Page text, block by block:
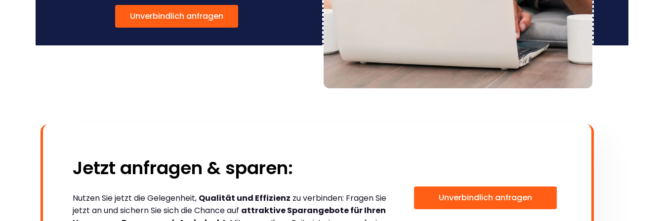
Unverbindlich anfragen
Jetzt anfragen & sparen:
Nutzen Sie jetzt die Gelegenheit, Qualität und Effizienz zu verbinden: Fragen Sie
jetzt an und sichern Sie sich die Chance auf attraktive Sparangebote für Ihren
Unverbindlich anfragen